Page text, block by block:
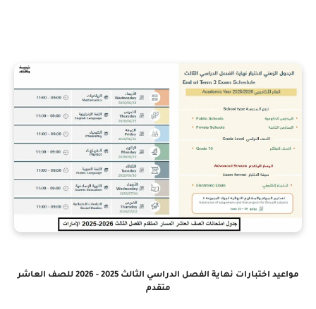
مواعيد اختبارات نهاية الفصل الدراسي الثالث 2025 - 2026 للصف العاشر